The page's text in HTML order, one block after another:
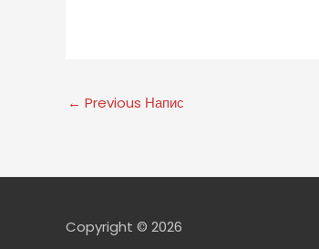
← Previous Напис
Copyright © 2026